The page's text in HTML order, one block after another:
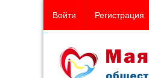
Войти Регистрация